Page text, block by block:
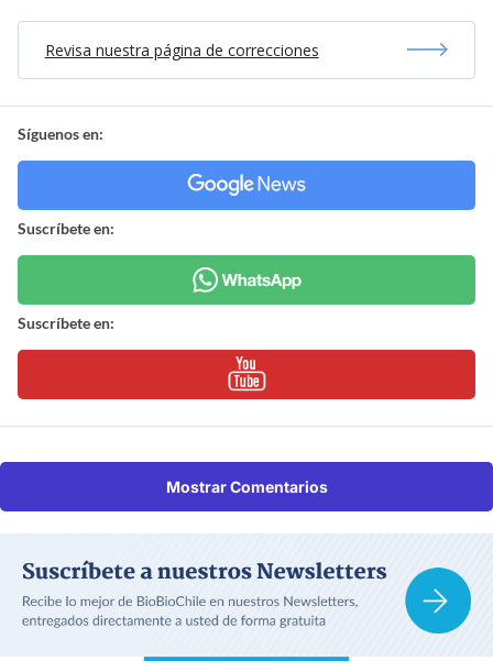
Revisa nuestra página de correcciones
Síguenos en:
Suscríbete en:
Suscríbete en:
Mostrar Comentarios